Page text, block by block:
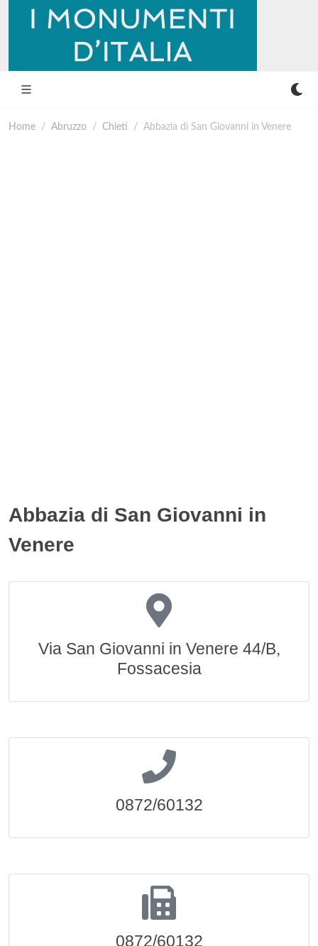
Home Abruzzo Chieti Abbazia di San Giovanni in Venere
Abbazia di San Giovanni in
Venere
Via San Giovanni in Venere 44/B,
Fossacesia
0872/60132
0872/60132